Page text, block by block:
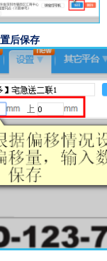
后保存